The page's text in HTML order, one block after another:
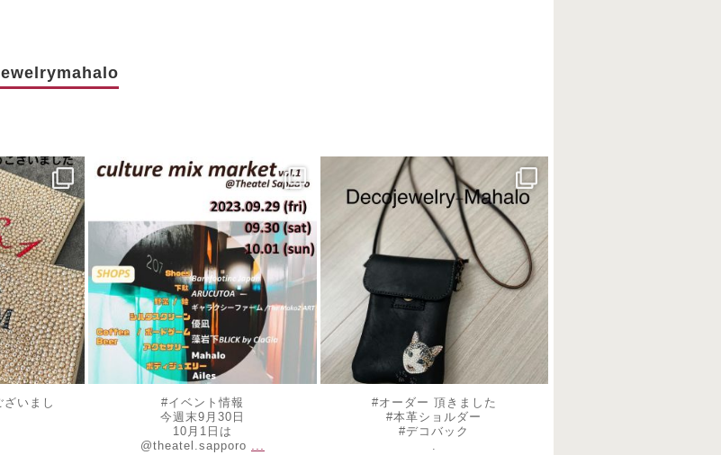
いまし
decojewelrymahalo
#イベント情報
今週末9月30日
10月1日は
@theatel.sapporo ...
decojewelrymahalo
8月 20
#オーダー 頂きました
#本革ショルダー
#デコバック
.